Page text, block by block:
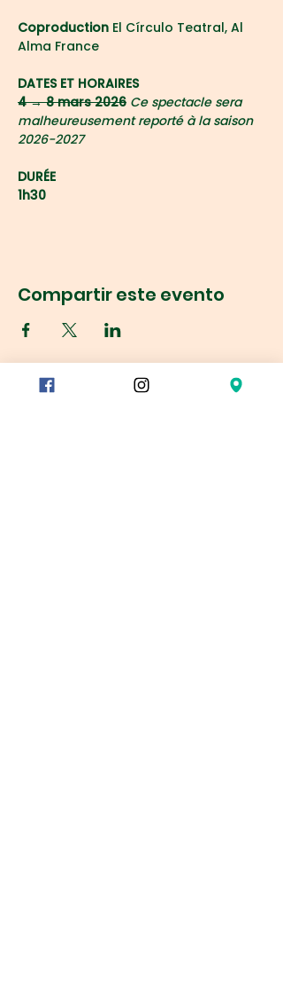
Coproduction El Círculo Teatral, Al
Alma France
DATES ET HORAIRES
4 → 8 mars 2026 Ce spectacle sera
malheureusement reporté à la saison
2026-2027
DURÉE
1h30
Compartir este evento